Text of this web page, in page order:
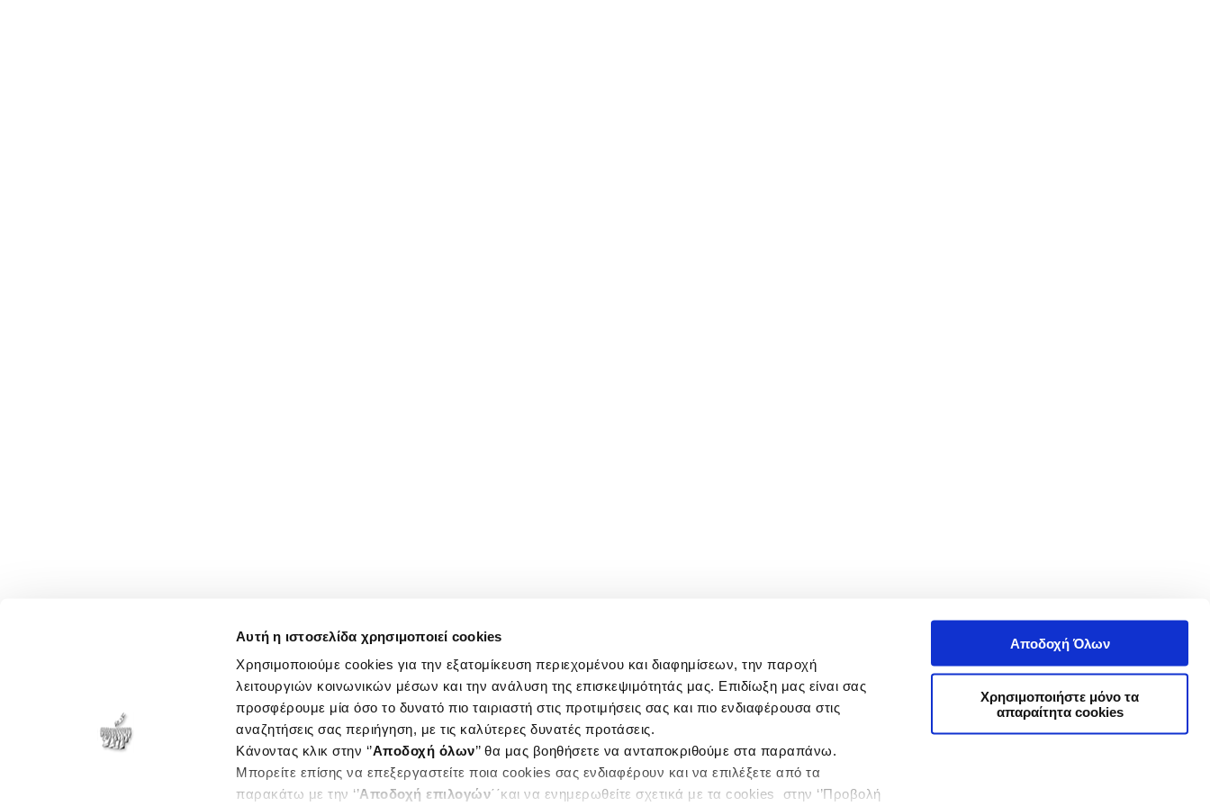
Αυτή η ιστοσελίδα χρησιμοποιεί cookies
Χρησιμοποιούμε cookies για την εξατομίκευση περιεχομένου και διαφημίσεων, την παροχή
λειτουργιών κοινωνικών μέσων και την ανάλυση της επισκεψιμότητάς μας. Επιδίωξη μας είναι σας
προσφέρουμε μία όσο το δυνατό πιο ταιριαστή στις προτιμήσεις σας και πιο ενδιαφέρουσα στις
αναζητήσεις σας περιήγηση, με τις καλύτερες δυνατές προτάσεις.
Κάνοντας κλικ στην ‘’Αποδοχή όλων’’ θα μας βοηθήσετε να ανταποκριθούμε στα παραπάνω.
Μπορείτε επίσης να επεξεργαστείτε ποια cookies σας ενδιαφέρουν και να επιλέξετε από τα
παρακάτω με την ‘’Αποδοχή επιλογών΄΄και να ενημερωθείτε σχετικά με τα cookies στην ‘’Προβολή
Αποδοχή Όλων
Χρησιμοποιήστε μόνο τα
απαραίτητα cookies